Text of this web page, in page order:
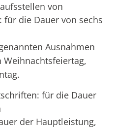
von
für die Dauer von sechs
Ausnahmen
Weihnachtsfeiertag,
für die Dauer
der Hauptleistung,